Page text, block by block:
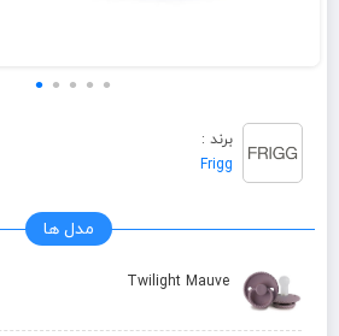
برند :
Frigg
مدل ها
Twilight Mauve